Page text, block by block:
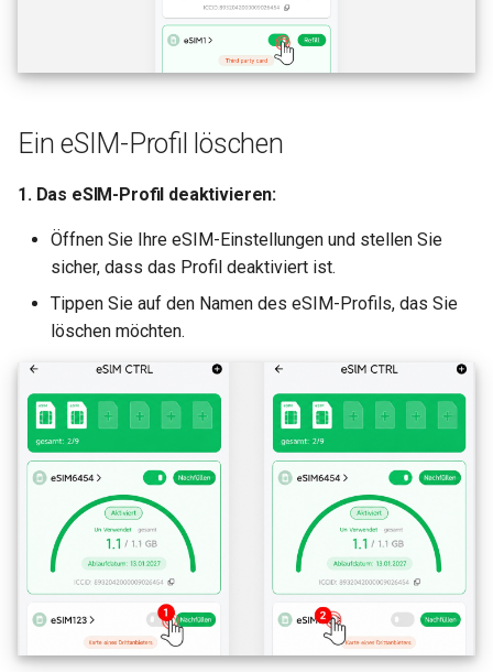
Ein eSIM-Profil löschen
1. Das eSIM-Profil deaktivieren:
Öffnen Sie Ihre eSIM-Einstellungen und stellen Sie
sicher, dass das Profil deaktiviert ist.
Tippen Sie auf den Namen des eSIM-Profils, das Sie
löschen möchten.